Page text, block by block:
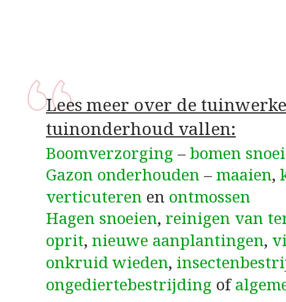
Lees meer over de
tuinonderhoud vallen:
Boomverzorging –bomen
Gazon onderhouden –maaien,
verticuteren en ontmossen
Hagen snoeien, reinigen van
oprit, nieuwe aanplantingen,
onkruid wieden,
ongediertebestrijding of